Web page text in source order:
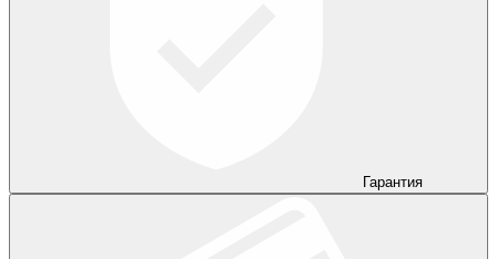
Гарантия